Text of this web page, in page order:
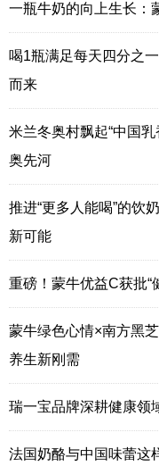
一瓶牛奶的向上生长：
喝1瓶满足每天四分之
而来
米兰冬奥村飘起“中国
奥先河
推进“更多人能喝”的饮
新可能
重磅！蒙牛优益C获批“
蒙牛绿色心情×南方黑
养生新刚需
瑞一宝品牌深耕健康领
法国奶酪与中国味蕾这